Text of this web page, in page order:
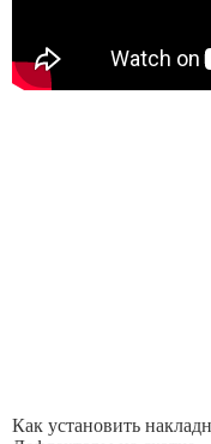
Как установить